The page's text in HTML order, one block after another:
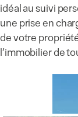
idéal au suivi
une prise en
de votre
l’immobilier de